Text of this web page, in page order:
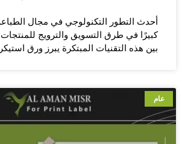
أحدث التطور التكنولوجي في مجال الطباعة
كبيرًا في طرق التسويق والترويج
بين هذه التقنيات المبتكرة يبرز ورق
عام